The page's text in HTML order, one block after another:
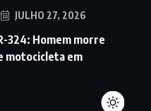
JULHO 27, 2026
324: Homem morre
motocicleta em